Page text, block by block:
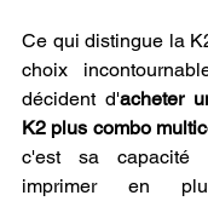
Ce qui distingue la
choix
décident d'acheter
K2 plus combo
c'est sa capacité
imprimer en